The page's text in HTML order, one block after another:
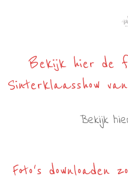
hoofdinhoud
Bekijk hier de
Sinterklaasshow
Bekijk
Foto's downloaden